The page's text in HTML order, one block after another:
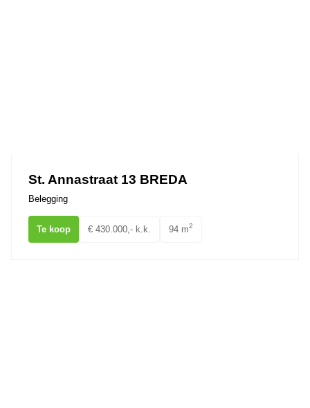
St. Annastraat 13 BREDA
Belegging
Te koop € 430.000,- k.k. 94 m2